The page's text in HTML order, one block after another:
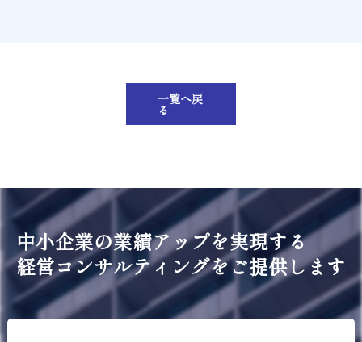
一覧へ戻
る
中小企業の業績アップを実現する
経営コンサルティングをご提供します